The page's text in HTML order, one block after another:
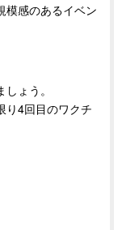
模感のあるイベン
ょう。
り4回目のワクチ